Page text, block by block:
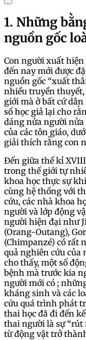
1. Những
nguồn gốc
Con người xuất
đến nay mới được
nguồn gốc “xuất
nhiều truyền thuyết,
giới mà ở bất cứ
số học giả lại cho
dáng nửa người
của các tôn giáo,
giải thích rằng con
Đến giữa thế kỉ
trong thế giới tự
khoa học thực sự
cùng hệ thống với
cứu, các nhà khoa
người và lớp động
người hiện đại như
(Orang-Outang),
(Chimpanzé) có rất
quả nghiên cứu của
cho thấy, một số
bệnh mà trước kia
người mới có ;
kháng sinh và các
cứu quá trình phát
thai học đã đi đến
thai người là sự “rút
từ động vật trở